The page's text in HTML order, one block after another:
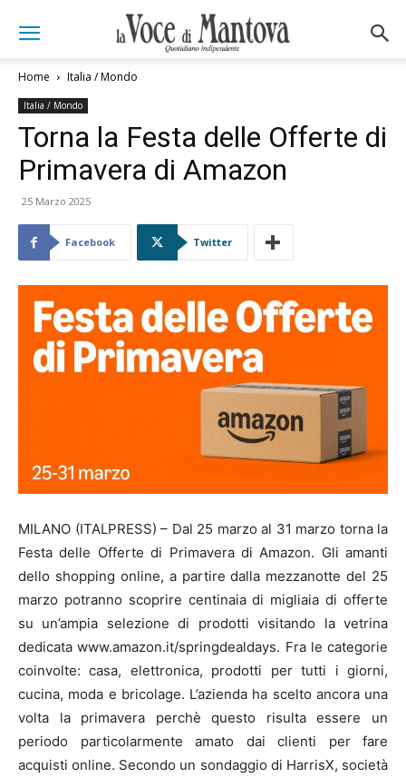
Home Italia / Mondo
Italia / Mondo
Torna la Festa delle Offerte di
Primavera di Amazon
25 Marzo 2025
Facebook Twitter
MILANO (ITALPRESS) – Dal 25 marzo al 31 marzo torna la
Festa delle Offerte di Primavera di Amazon. Gli amanti
dello shopping online, a partire dalla mezzanotte del 25
marzo potranno scoprire centinaia di migliaia di offerte
su un’ampia selezione di prodotti visitando la vetrina
dedicata www.amazon.it/springdealdays. Fra le categorie
coinvolte: casa, elettronica, prodotti per tutti i giorni,
cucina, moda e bricolage. L’azienda ha scelto ancora una
volta la primavera perchè questo risulta essere un
periodo particolarmente amato dai clienti per fare
acquisti online. Secondo un sondaggio di HarrisX, società